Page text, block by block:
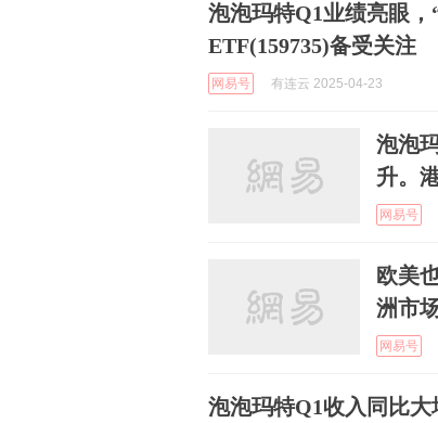
泡泡玛特Q1业绩亮眼
ETF(159735)备受关注
网易号 有连云 2025-04-23
泡泡
升。
网易号
欧美
洲市
网易号
泡泡玛特Q1收入同比大